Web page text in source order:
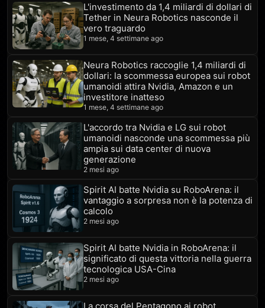
L'investimento da 1,4 miliardi di dollari di
Tether in Neura Robotics nasconde il
vero traguardo
1 mese, 4 settimane ago
Neura Robotics raccoglie 1,4 miliardi di
dollari: la scommessa europea sui robot
umanoidi attira Nvidia, Amazon e un
investitore inatteso
1 mese, 4 settimane ago
L'accordo tra Nvidia e LG sui robot
umanoidi nasconde una scommessa più
ampia sui data center di nuova
generazione
2 mesi ago
Spirit AI batte Nvidia su RoboArena: il
vantaggio a sorpresa non è la potenza di
calcolo
2 mesi ago
Spirit AI batte Nvidia in RoboArena: il
significato di questa vittoria nella guerra
tecnologica USA-Cina
2 mesi ago